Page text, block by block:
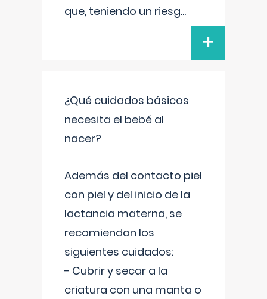
que, teniendo un riesg...
+
¿Qué cuidados básicos
necesita el bebé al
nacer?
Además del contacto piel
con piel y del inicio de la
lactancia materna, se
recomiendan los
siguientes cuidados:
- Cubrir y secar a la
criatura con una manta o